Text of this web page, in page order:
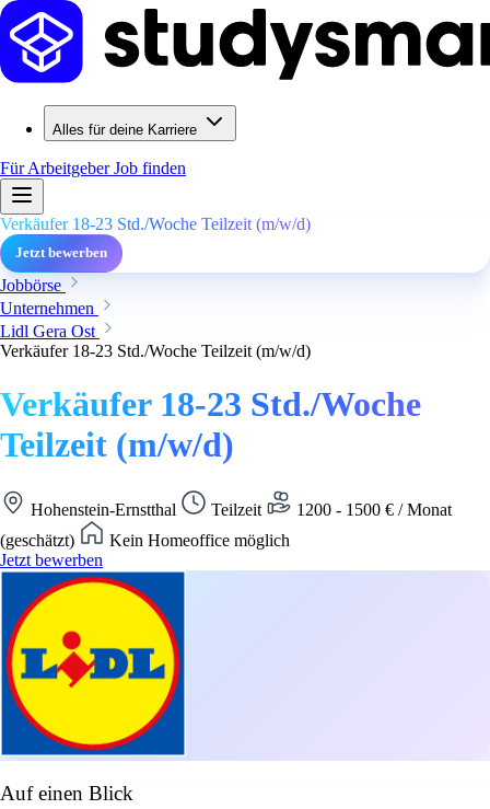
Alles für deine Karriere
Für ArbeitgeberJob finden
Verkäufer 18-23 Std./Woche Teilzeit (m/w/d)
Jetzt bewerben
Jobbörse
Unternehmen
Lidl Gera Ost
Verkäufer 18-23 Std./Woche Teilzeit (m/w/d)
Verkäufer 18-23 Std./Woche
Teilzeit (m/w/d)
Hohenstein-Ernstthal Teilzeit
1200 - 1500 € / Monat
(geschätzt)
Kein Homeoffice möglich
Jetzt bewerben
Auf einen Blick